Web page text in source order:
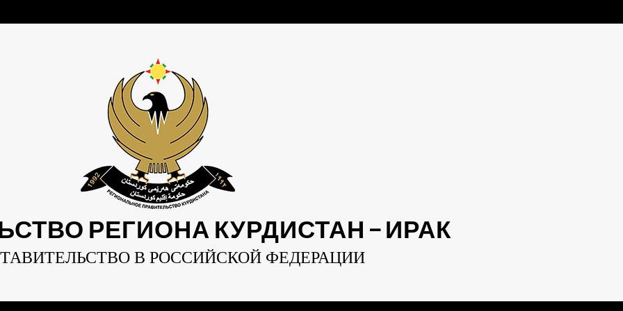
РЕГИОНА КУРДИСТАН — ИРАК
В РОССИЙСКОЙ ФЕДЕРАЦИИ